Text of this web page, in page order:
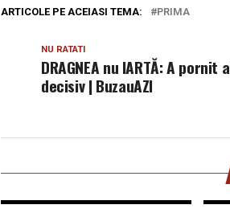
ARTICOLE PE ACEIASI TEMA: PRIMA
NU RATATI
DRAGNEA nu IARTĂ: A pornit
decisiv | BuzauAZI